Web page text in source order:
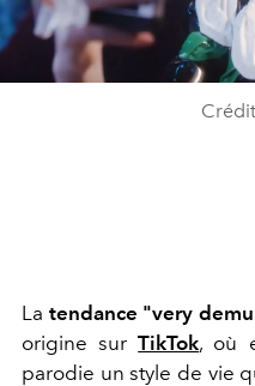
La tendance "very
origine surTikTok, où
parodie un style de vie